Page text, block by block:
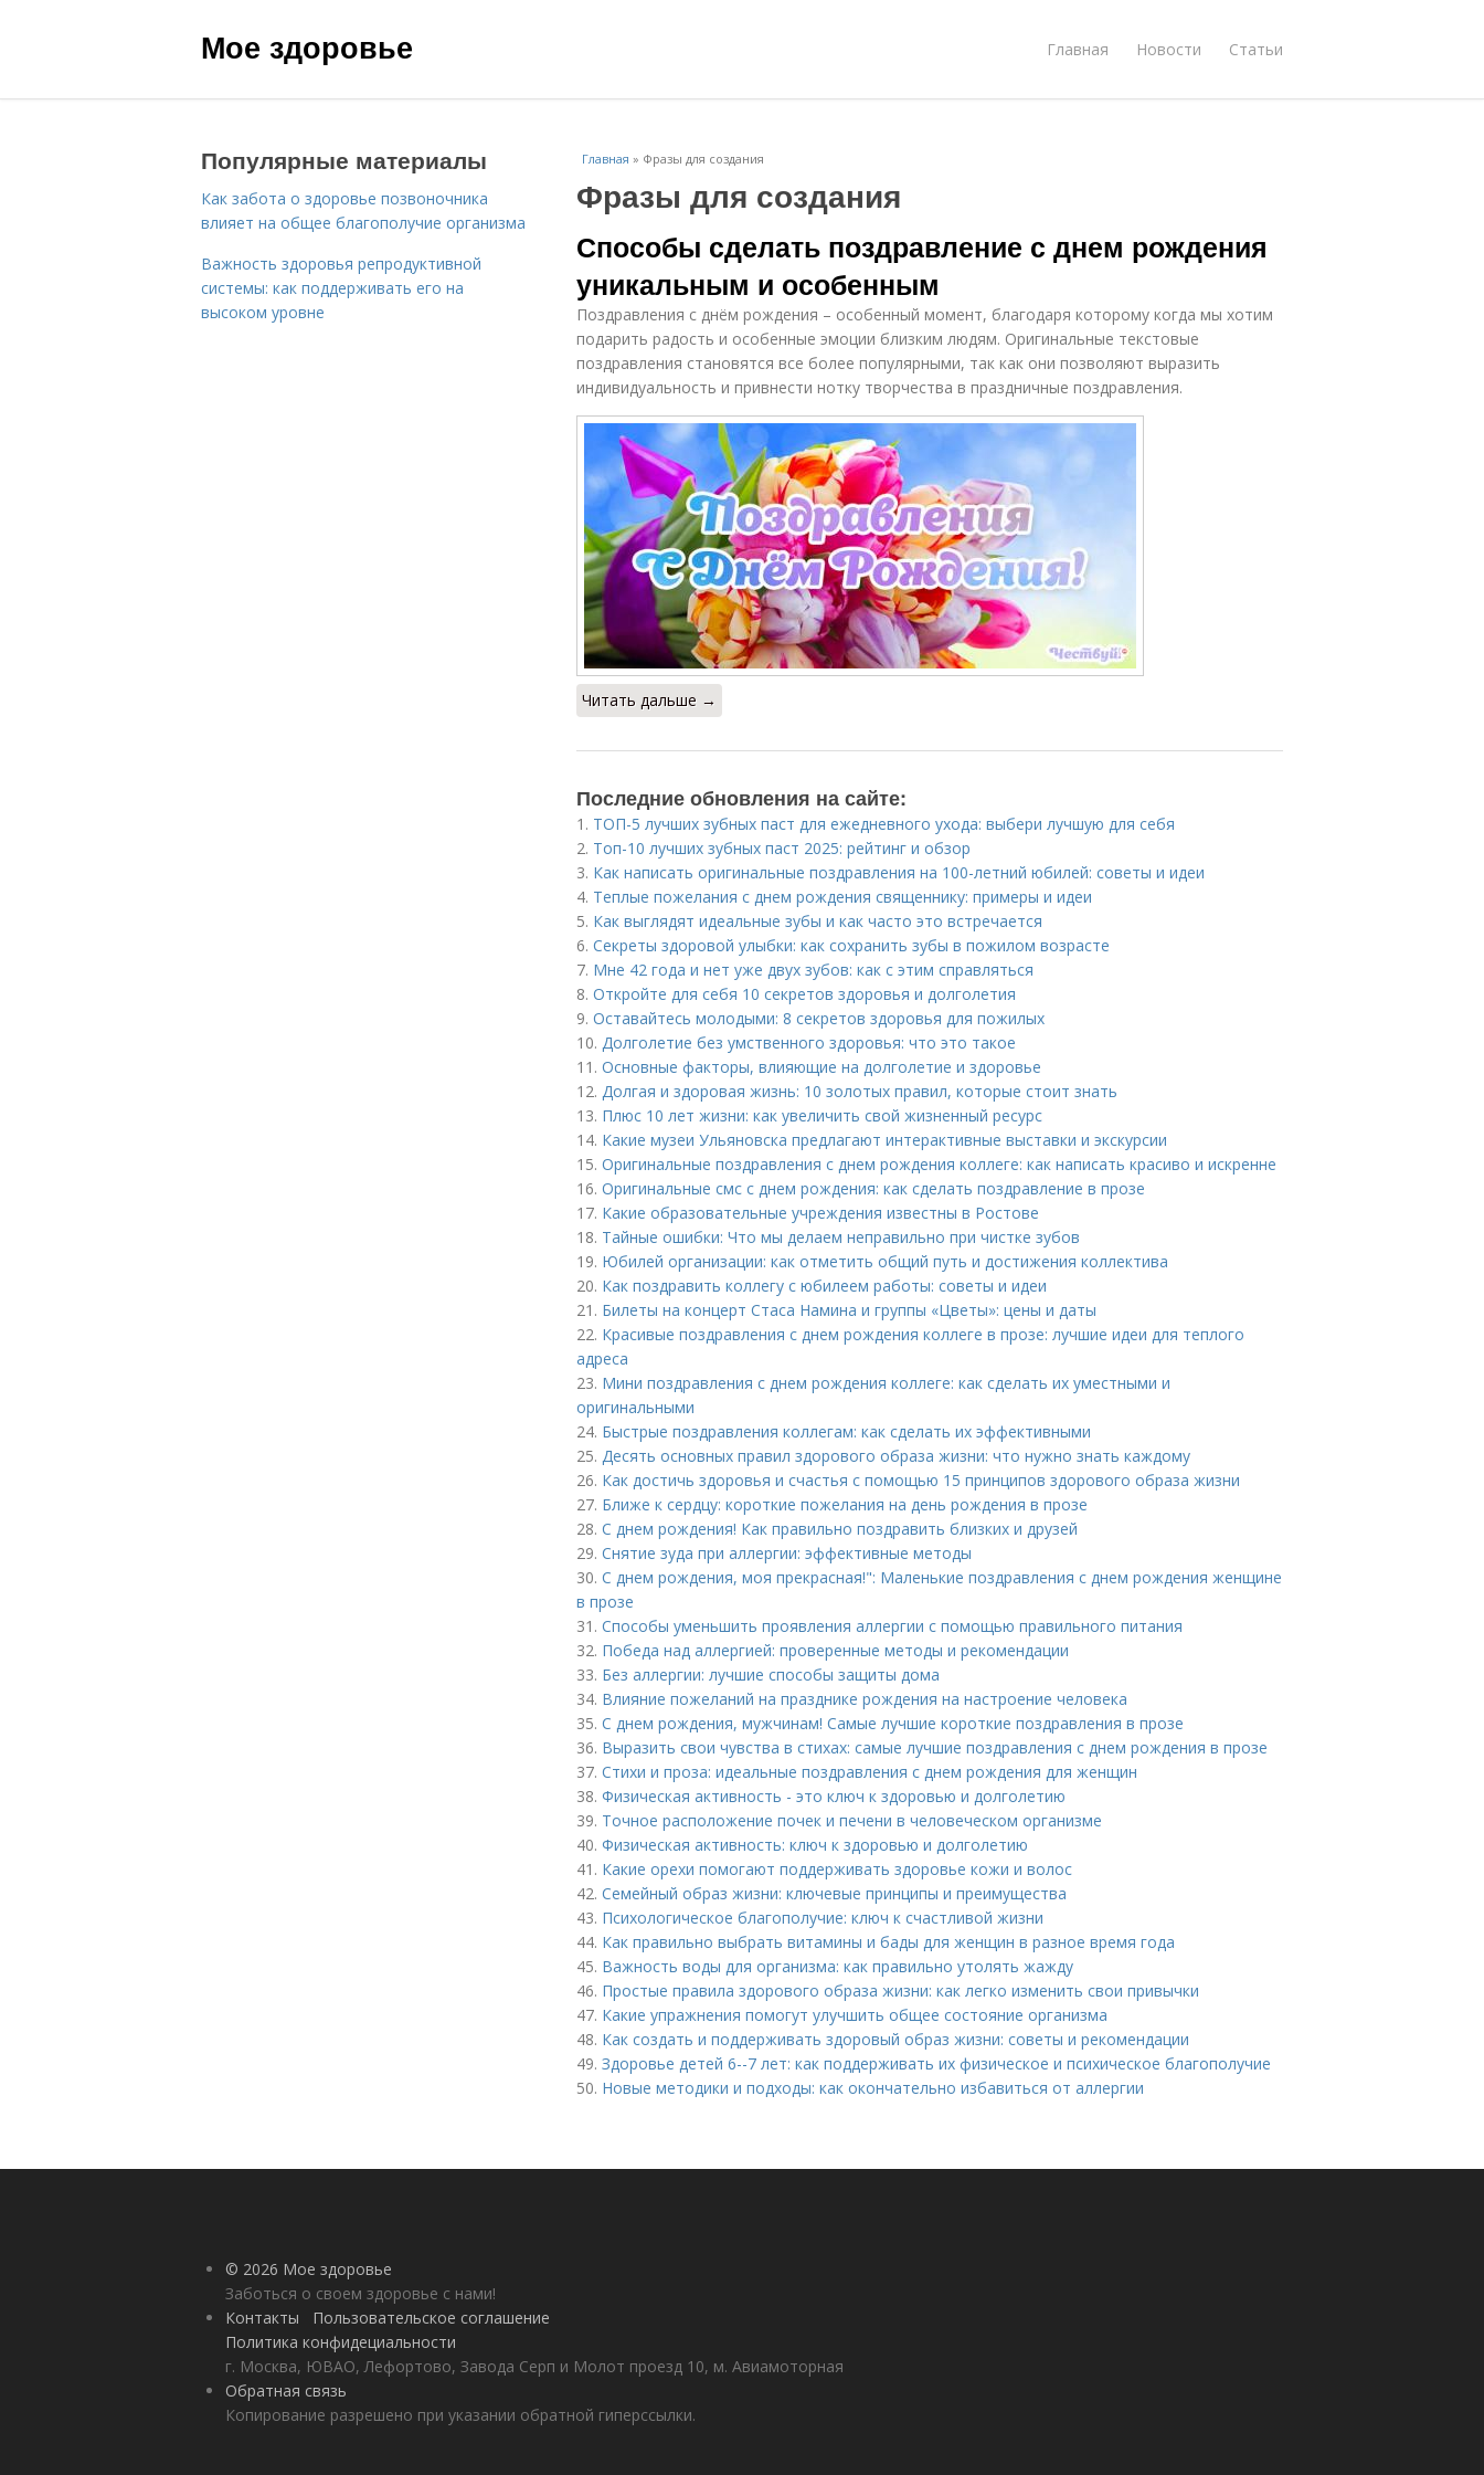
Мое здоровье Главная Новости Статьи
Главная » Фразы для создания
Фразы для создания
Способы сделать поздравление с днем рождения
уникальным и особенным
Поздравления с днём рождения – особенный момент, благодаря которому когда мы хотим
подарить радость и особенные эмоции близким людям. Оригинальные текстовые
поздравления становятся все более популярными, так как они позволяют выразить
индивидуальность и привнести нотку творчества в праздничные поздравления.
Читать дальше →
Последние обновления на сайте:
1. ТОП-5 лучших зубных паст для ежедневного ухода: выбери лучшую для себя
2. Топ-10 лучших зубных паст 2025: рейтинг и обзор
3. Как написать оригинальные поздравления на 100-летний юбилей: советы и идеи
4. Теплые пожелания с днем рождения священнику: примеры и идеи
5. Как выглядят идеальные зубы и как часто это встречается
6. Секреты здоровой улыбки: как сохранить зубы в пожилом возрасте
7. Мне 42 года и нет уже двух зубов: как с этим справляться
8. Откройте для себя 10 секретов здоровья и долголетия
9. Оставайтесь молодыми: 8 секретов здоровья для пожилых
10. Долголетие без умственного здоровья: что это такое
11. Основные факторы, влияющие на долголетие и здоровье
12. Долгая и здоровая жизнь: 10 золотых правил, которые стоит знать
13. Плюс 10 лет жизни: как увеличить свой жизненный ресурс
14. Какие музеи Ульяновска предлагают интерактивные выставки и экскурсии
15. Оригинальные поздравления с днем рождения коллеге: как написать красиво и искренне
16. Оригинальные смс с днем рождения: как сделать поздравление в прозе
17. Какие образовательные учреждения известны в Ростове
18. Тайные ошибки: Что мы делаем неправильно при чистке зубов
19. Юбилей организации: как отметить общий путь и достижения коллектива
20. Как поздравить коллегу с юбилеем работы: советы и идеи
21. Билеты на концерт Стаса Намина и группы «Цветы»: цены и даты
22. Красивые поздравления с днем рождения коллеге в прозе: лучшие идеи для теплого
адреса
23. Мини поздравления с днем рождения коллеге: как сделать их уместными и
оригинальными
24. Быстрые поздравления коллегам: как сделать их эффективными
25. Десять основных правил здорового образа жизни: что нужно знать каждому
26. Как достичь здоровья и счастья с помощью 15 принципов здорового образа жизни
27. Ближе к сердцу: короткие пожелания на день рождения в прозе
28. С днем рождения! Как правильно поздравить близких и друзей
29. Снятие зуда при аллергии: эффективные методы
30. С днем рождения, моя прекрасная!": Маленькие поздравления с днем рождения женщине
в прозе
31. Способы уменьшить проявления аллергии с помощью правильного питания
32. Победа над аллергией: проверенные методы и рекомендации
33. Без аллергии: лучшие способы защиты дома
34. Влияние пожеланий на празднике рождения на настроение человека
35. С днем рождения, мужчинам! Самые лучшие короткие поздравления в прозе
36. Выразить свои чувства в стихах: самые лучшие поздравления с днем рождения в прозе
37. Стихи и проза: идеальные поздравления с днем рождения для женщин
38. Физическая активность - это ключ к здоровью и долголетию
39. Точное расположение почек и печени в человеческом организме
40. Физическая активность: ключ к здоровью и долголетию
41. Какие орехи помогают поддерживать здоровье кожи и волос
42. Семейный образ жизни: ключевые принципы и преимущества
43. Психологическое благополучие: ключ к счастливой жизни
44. Как правильно выбрать витамины и бады для женщин в разное время года
45. Важность воды для организма: как правильно утолять жажду
46. Простые правила здорового образа жизни: как легко изменить свои привычки
47. Какие упражнения помогут улучшить общее состояние организма
48. Как создать и поддерживать здоровый образ жизни: советы и рекомендации
49. Здоровье детей 6--7 лет: как поддерживать их физическое и психическое благополучие
50. Новые методики и подходы: как окончательно избавиться от аллергии
Популярные материалы
Как забота о здоровье позвоночника
влияет на общее благополучие организма
Важность здоровья репродуктивной
системы: как поддерживать его на
высоком уровне
© 2026 Мое здоровье
Заботься о своем здоровье с нами!
Контакты
Пользовательское соглашение
Политика конфидециальности
г. Москва, ЮВАО, Лефортово, Завода Серп и Молот проезд 10, м. Авиамоторная
Обратная связь
Копирование разрешено при указании обратной гиперссылки.